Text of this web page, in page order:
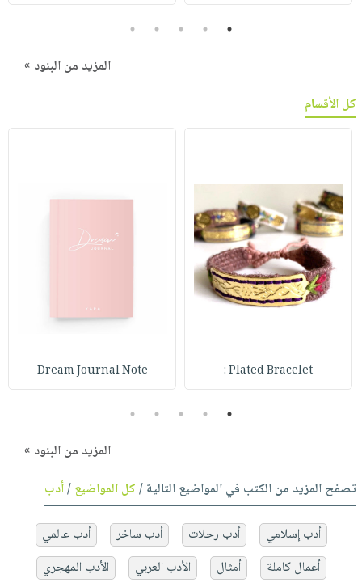
1
2
3
4
5
المزيد من البنود »
كل الأقسام
Plated Bracelet :
Dream Journal Note
1
2
3
4
5
المزيد من البنود »
تصفح المزيد من الكتب في المواضيع التالية /كل المواضيع/أدب
أدب إسلامي أدب رحلات أدب ساخر
أدب عالمي
أعمال كاملة
أمثال الأدب العربي
الأدب المهجري